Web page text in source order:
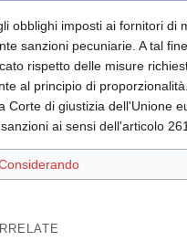
obblighi imposti ai fornitori di
sanzioni pecuniarie. A tal
rispetto delle misure
al principio di
Corte di giustizia dell'Unione
ai sensi dell'articolo 261